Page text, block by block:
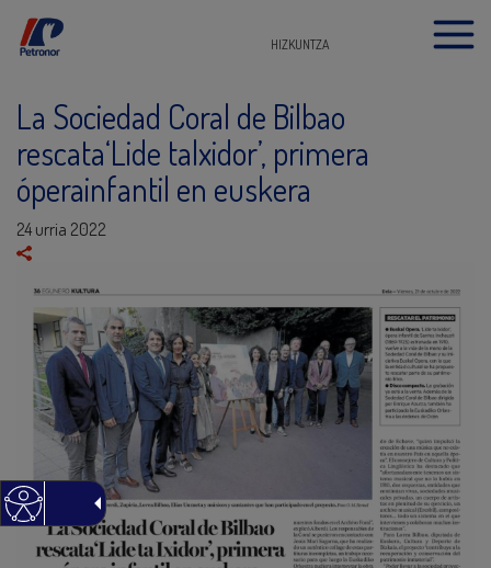
HIZKUNTZA
La Sociedad Coral de Bilbao
rescata‘Lide talxidor’, primera
óperainfantil en euskera
24 urria 2022